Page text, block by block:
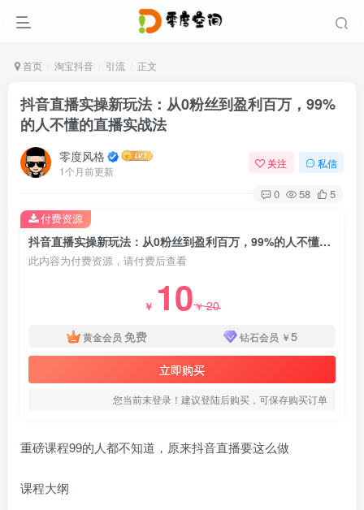
首页 淘宝抖音 引流 正文
抖音直播实操新玩法：从0粉丝到盈利百万，99%
的人不懂的直播实战法
零度风格
1个月前更新
关注 私信
0 58 5
抖音直播实操新玩法：从0粉丝到盈利百万，99%的人不懂的直播实战法
此内容为付费资源，请付费后查看
￥ 10￥20
黄金会员 免费 钻石会员 ￥5
立即购买
您当前未登录！建议登陆后购买，可保存购买订单
付费资源
重磅课程99的人都不知道，原来抖音直播要这么做
课程大纲